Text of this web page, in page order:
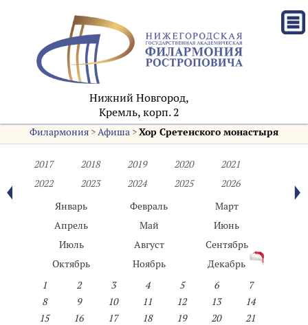
Нижний Новгород,
Кремль, корп. 2
Филармония>Афиша>Хор Сретенского монастыря
2017 2018 2019 2020
2021
2022
2023 2024 2025
2026
Январь
Февраль
Март
Апрель
Май
Июнь
Июль
Август
Сентябрь
Октябрь
Ноябрь
Декабрь
1
2 3 4 5 6
7
8
9 10 11 12 13
14
15
16 17 18 19 20
21